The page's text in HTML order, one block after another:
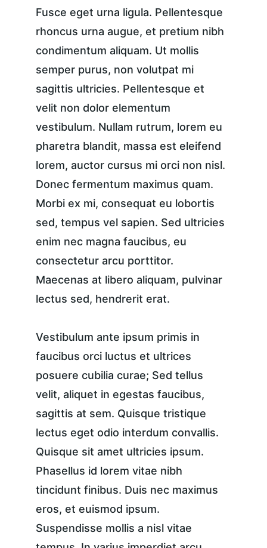
Fusce eget urna ligula. Pellentesque
rhoncus urna augue, et pretium nibh
condimentum aliquam. Ut mollis
semper purus, non volutpat mi
sagittis ultricies. Pellentesque et
velit non dolor elementum
vestibulum. Nullam rutrum, lorem eu
pharetra blandit, massa est eleifend
lorem, auctor cursus mi orci non nisl.
Donec fermentum maximus quam.
Morbi ex mi, consequat eu lobortis
sed, tempus vel sapien. Sed ultricies
enim nec magna faucibus, eu
consectetur arcu porttitor.
Maecenas at libero aliquam, pulvinar
lectus sed, hendrerit erat.
Vestibulum ante ipsum primis in
faucibus orci luctus et ultrices
posuere cubilia curae; Sed tellus
velit, aliquet in egestas faucibus,
sagittis at sem. Quisque tristique
lectus eget odio interdum convallis.
Quisque sit amet ultricies ipsum.
Phasellus id lorem vitae nibh
tincidunt finibus. Duis nec maximus
eros, et euismod ipsum.
Suspendisse mollis a nisl vitae